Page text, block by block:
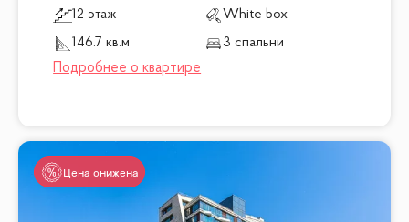
12 этаж
White box
146.7 кв.м
3 спальни
Цена снижена